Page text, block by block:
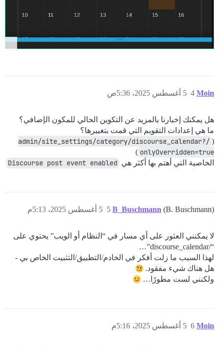
Moin 5 أغسطس 2025، 5:36ص 4
هل يمكنك إخبارنا بالمزيد عن التكوين الحالي للمكون الإضافي؟
ما هي إعدادات التقويم التي قمت بتغييرها؟
(
/admin/site_settings/category/discourse_calendar?
onlyOverridden=true
)
الخاصية التي أهتم بها أكثر هي Discourse post event enabled
B_Buschmann (B. Buschmann) 5 أغسطس 2025، 5:13م 5
لا يمكنني العثور على أي مسار في “النظام أو الويب” يحتوي على
“/discourse_calendar”…
لهذا السبب ما زلت أفكر في الخادم/التطبيق/التثبيت الخاص بي -
هل هناك شيء مفقود.
ولكنني لست مطورًا…
Moin 5 أغسطس 2025، 5:16م 6